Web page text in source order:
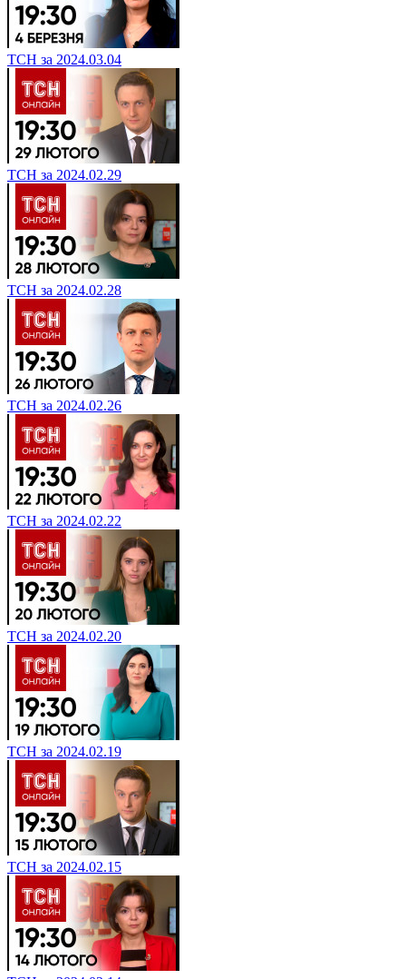
ТСН за 2024.03.04
ТСН за 2024.02.29
ТСН за 2024.02.28
ТСН за 2024.02.26
ТСН за 2024.02.22
ТСН за 2024.02.20
ТСН за 2024.02.19
ТСН за 2024.02.15